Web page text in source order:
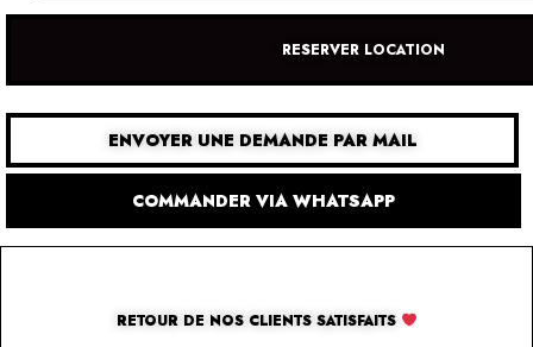
RESERVER LOCATION
ENVOYER UNE DEMANDE PAR MAIL
COMMANDER VIA WHATSAPP
RETOUR DE NOS CLIENTS SATISFAITS